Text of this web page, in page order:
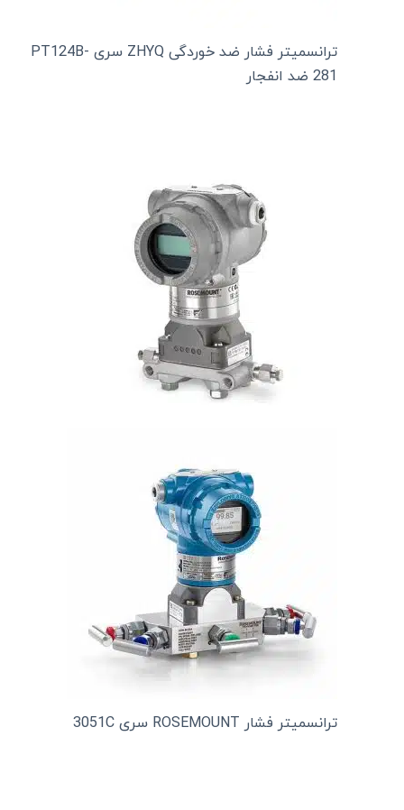
ترانسمیتر فشار ضد خوردگی ZHYQ سری PT124B-
281 ضد انفجار
ترانسمیتر فشار ROSEMOUNT سری 3051C